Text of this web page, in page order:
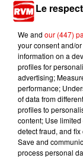
Le
We and our (447)
your consent and/
information on a
profiles for
advertising;
performance;
of data from
profiles to
content; Use
detect fraud, and
Save and
process personal